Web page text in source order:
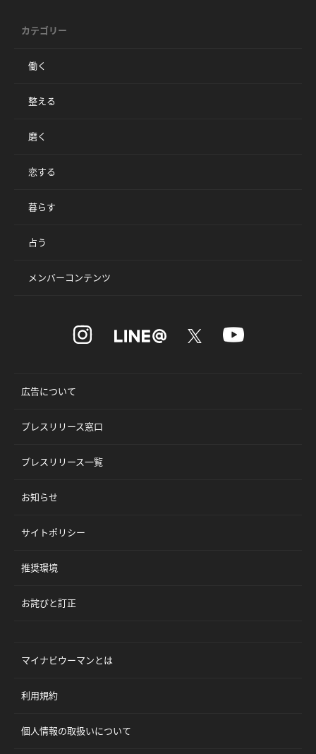
カテゴリー
働く
整える
磨く
恋する
暮らす
占う
メンバーコンテンツ
広告について
プレスリリース窓口
プレスリリース一覧
お知らせ
サイトポリシー
推奨環境
お詫びと訂正
マイナビウーマンとは
利用規約
個人情報の取扱いについて